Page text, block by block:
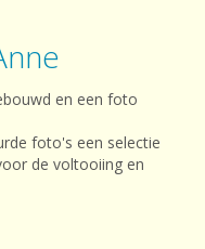
en een foto
foto's een selectie
de voltooiing en